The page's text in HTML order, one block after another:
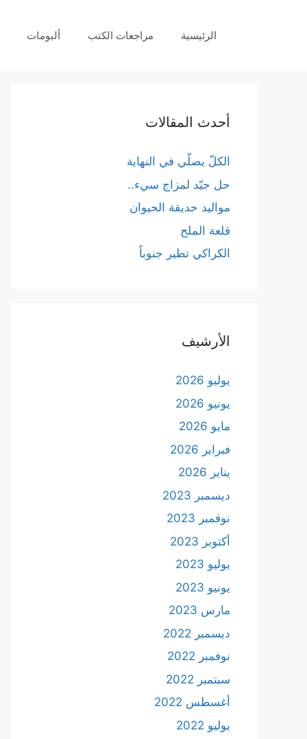
الرئيسية مراجعات الكتب ألبومات
أحدث المقالات
الكلّ يصلّي في النهاية
حل جيّد لمزاج سيء..
مواليد حديقة الحيوان
قلعة الملح
الكراكي تطير جنوباً
الأرشيف
يوليو 2026
يونيو 2026
مايو 2026
فبراير 2026
يناير 2026
ديسمبر 2023
نوفمبر 2023
أكتوبر 2023
يوليو 2023
يونيو 2023
مارس 2023
ديسمبر 2022
نوفمبر 2022
سبتمبر 2022
أغسطس 2022
يوليو 2022